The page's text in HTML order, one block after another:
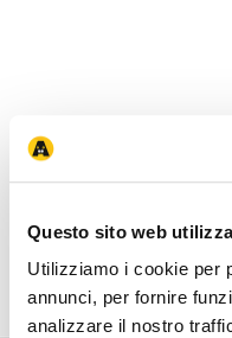
Questo sito web
Utilizziamo i cookie per
annunci, per fornire
analizzare il nostro